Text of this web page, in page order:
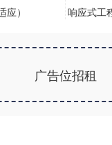
） 响应式工
广告位招租